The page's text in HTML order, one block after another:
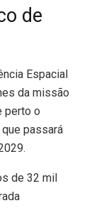
de
Espacial
da missão
perto o
passará
de 32 mil